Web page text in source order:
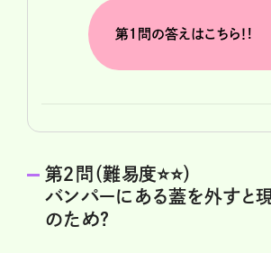
第１問の答えはこちら！!
第２問（難易度⭐️⭐️）
バンパーにある蓋を外すと
のため？